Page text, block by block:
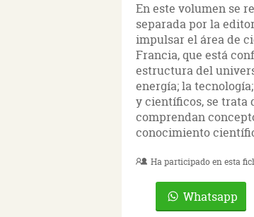
En este volumen se
separada por la
impulsar el área de
Francia, que está
estructura del
energía; la
y científicos, se trata
comprendan
conocimiento
Ha participado en esta
Whatsapp